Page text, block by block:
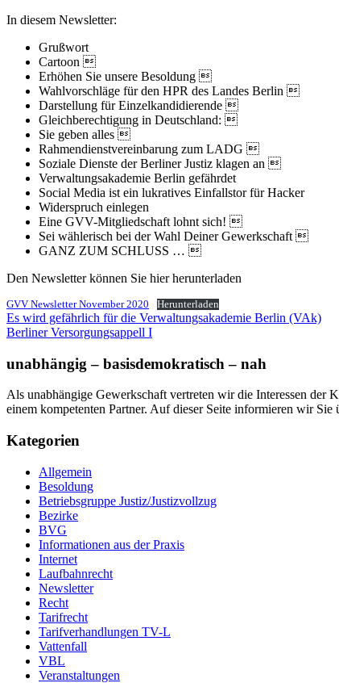
In diesem Newsletter:
Grußwort
Cartoon 
Erhöhen Sie unsere Besoldung 
Wahlvorschläge für den HPR des Landes Berlin 
Darstellung für Einzelkandidierende 
Gleichberechtigung in Deutschland: 
Sie geben alles 
Rahmendienstvereinbarung zum LADG 
Soziale Dienste der Berliner Justiz klagen an 
Verwaltungsakademie Berlin gefährdet
Social Media ist ein lukratives Einfallstor für Hacker
Widerspruch einlegen
Eine GVV-Mitgliedschaft lohnt sich! 
Sei wählerisch bei der Wahl Deiner Gewerkschaft 
GANZ ZUM SCHLUSS … 
Den Newsletter können Sie hier herunterladen
GVV Newsletter November 2020 Herunterladen
Beitragsnavigation
Es wird gefährlich für die Verwaltungsakademie Berlin (VAk)
Berliner Versorgungsappell I
unabhängig – basisdemokratisch – nah
Als unabhängige Gewerkschaft vertreten wir die Interessen
einem kompetenten Partner. Auf dieser Seite informieren wir
Kategorien
Allgemein
Besoldung
Betriebsgruppe Justiz/Justizvollzug
Bezirke
BVG
Informationen aus der Praxis
Internet
Laufbahnrecht
Newsletter
Recht
Tarifrecht
Tarifverhandlungen TV-L
Vattenfall
VBL
Veranstaltungen